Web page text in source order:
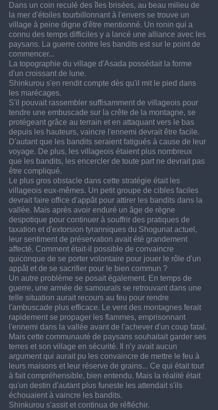
Dans un coin reculé des îles brisées, au beau milieu de
la mer d'étoiles tourbillonnant à l'envers se trouve un
village à peine digne d'être mentionné. Un ronin qui a
connu des temps difficiles y a lancé une alliance avec les
paysans. La guerre contre les bandits est sur le point de
commencer...
La topographie du village d'Asada possédait la forme
d'un croissant de lune.
Shinkurou s'en rendit compte dès qu'il mit le pied dans
les marécages.
S'il pouvait rassembler suffisamment de villageois pour
tendre une embuscade sur la crête de la montagne, se
protégeant grâce au terrain et en attaquant vers le bas
depuis les hauteurs, vaincre l'ennemi devrait être facile.
D'autant que les bandits seraient fatigués à cause de leur
voyage. De plus, les villageois étaient plus nombreux
que les bandits, les encercler de toute part ne devrait pas
être compliqué.
Le plus gros obstacle dans cette stratégie était les
villageois eux-mêmes. Un petit groupe de cibles faciles
devrait faire office d'appât pour attirer les bandits dans la
vallée. Mais après avoir enduré un âge de règne
despotique pour continuer à souffrir des pratiques de
taxation et d'extorsion tyranniques du Shogunat actuel,
leur sentiment de préservation avait été grandement
affecté. Comment était-il possible de convaincre
quiconque de se porter volontaire pour jouer le rôle d'un
appât et de se sacrifier pour le bien commun ?
Un autre problème se posait également. En temps de
guerre, une armée de samouraïs se retrouvant dans une
telle situation aurait recours au feu pour rendre
l'ambuscade plus efficace. Le vent des montagnes ferait
rapidement se propager les flammes, emprisonnant
l'ennemi dans la vallée avant de l'achever d'un coup fatal.
Mais cette communauté de paysans souhaitait garder ses
terres et son village en sécurité. Il n'y avait aucun
argument qui aurait pu les convaincre de mettre le feu à
leurs maisons et leur réserve de grains... Ce qui était tout
à fait compréhensible, bien entendu. Mais la réalité était
qu'un destin d'autant plus funeste les attendait s'ils
échouaient à vaincre les bandits.
Shinkurou s'assit et continua de réfléchir.